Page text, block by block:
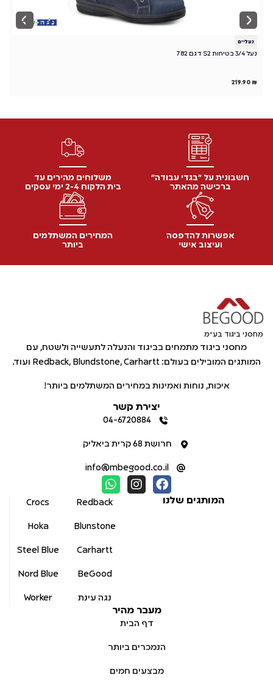
נעליים
נעל 3/4 בטיחות S2 דגם 782
219.90 ₪
חשבונית על "בגדי עבודה"
ברכישה מהאתר
משלוחים מהירים עד
בית הלקוח 2-4 ימי עסקים
אפשרות להדפסה
ועיצוב אישי
המחירים המשתלמים
ביותר
מחסני ביגוד בע"מ
מחסני ביגוד מתמחים בביגוד והנעלה לתעשייה ולשטח, עם
המותגים המובילים בעולם: Redback, Blundstone, Carhartt ועוד.
איכות, נוחות ואמינות במחירים המשתלמים ביותר!
מעבר מהיר
דף הבית
הנמכרים ביותר
מבצעים חמים
המותגים שלנו Redback
Blunstone
Carhartt
BeGood
נגה עינת
Crocs
Hoka
Steel Blue
Nord Blue
Worker
יצירת קשר
04-6720884
חרושת 68 קרית ביאליק
info@mbegood.co.il